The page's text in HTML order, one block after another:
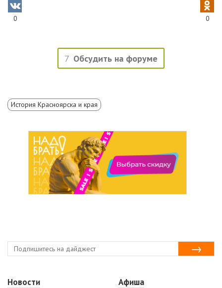
0 0
7 Обсудить на форуме
История Красноярска и края
Новости
Афиша